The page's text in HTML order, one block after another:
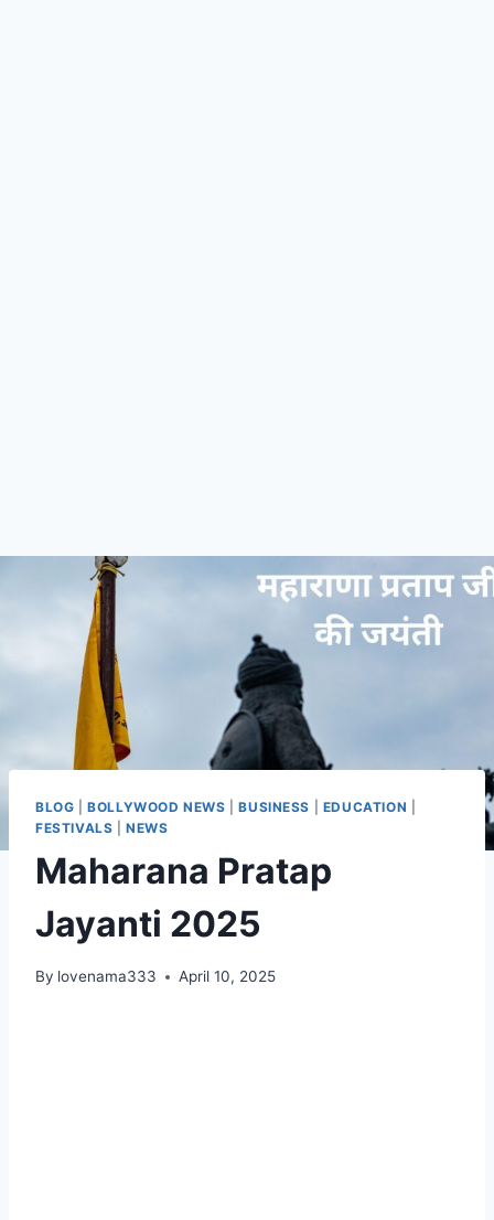
BLOG |BOLLYWOOD NEWS |BUSINESS EDUCATION
FESTIVALS |NEWS
Maharana Pratap
Jayanti 2025
By lovenama333 April 10, 2025